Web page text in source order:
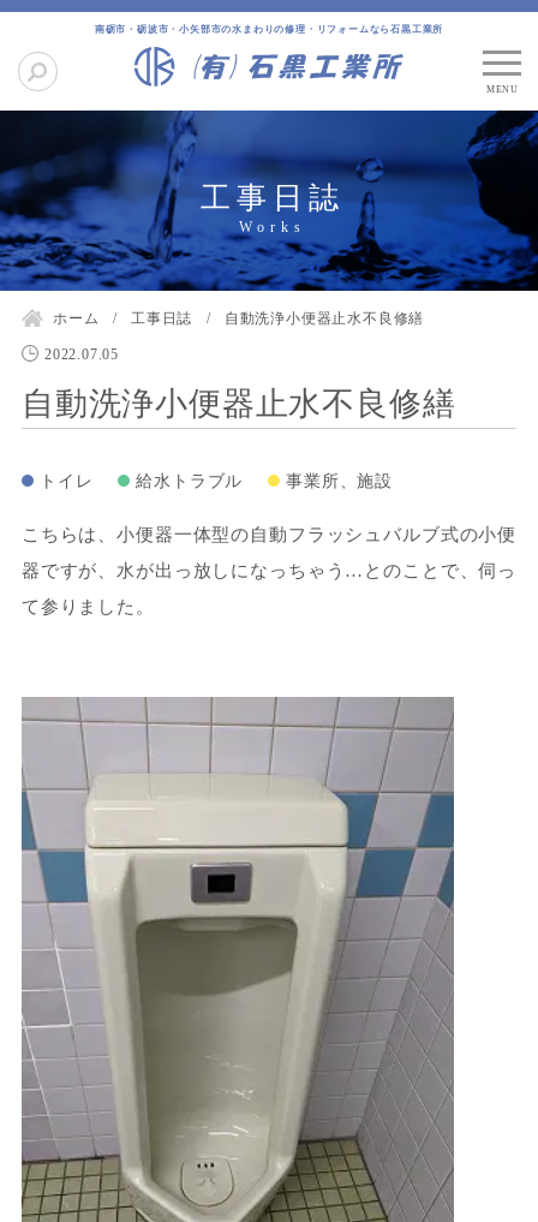
南砺市・砺波市・小矢部市の水まわりの修理・リフォームなら石黒工業所
工事日誌
ホーム 工事日誌 自動洗浄小便器止水不良修繕
2022.07.05
自動洗浄小便器止水不良修繕
トイレ 給水トラブル 事業所、施設
こちらは、小便器一体型の自動フラッシュバルブ式の小便
器ですが、水が出っ放しになっちゃう…とのことで、伺っ
て参りました。